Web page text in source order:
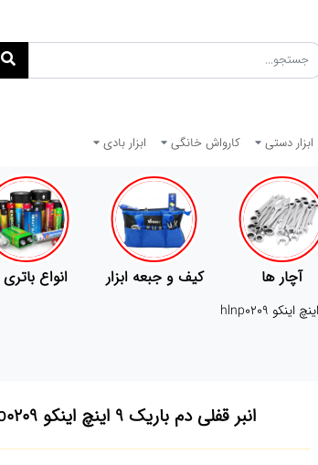
ابزار دستی کارواش خانگی ابزار بادی
کیف و جبعه ابزار انواع باتری ها
انبر قفلی دم باریک 9 اینچ اینکو hlnp0209